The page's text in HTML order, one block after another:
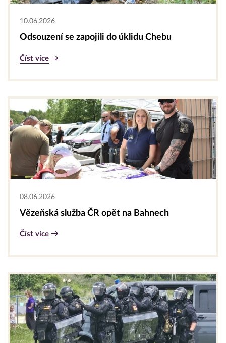
10.06.2026
Odsouzení se zapojili do úklidu Chebu
Číst více
08.06.2026
Vězeňská služba ČR opět na Bahnech
Číst více